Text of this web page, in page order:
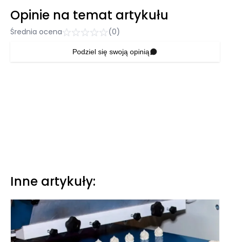
Opinie na temat artykułu
Średnia ocena (0)
Podziel się swoją opinią
Inne artykuły: